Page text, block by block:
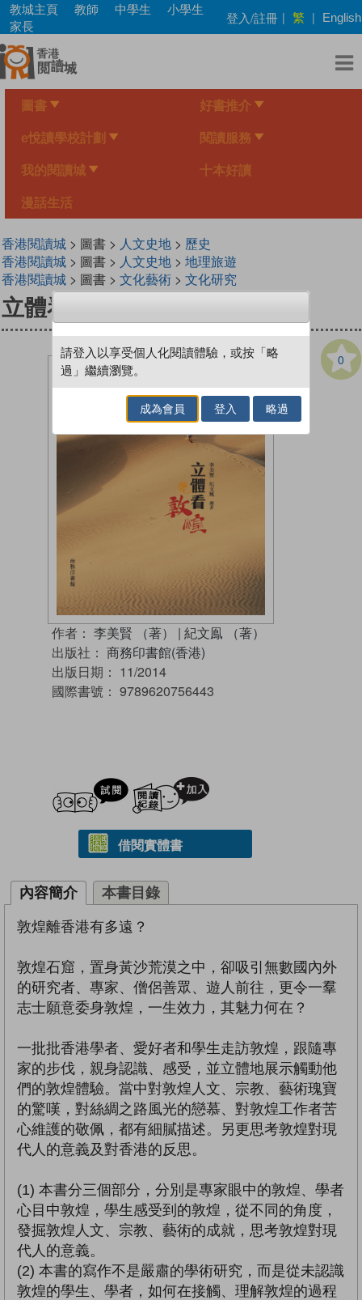
Skip
main
content
教城主頁 教師 中學生
小學生
家長
登入/註冊 | 繁 | English
圖書 好書推介
e悅讀學校計劃 閱讀服務
我的閱讀城 十本好讀
漫話生活
香港閱讀城> 圖書 > 人文史地> 歷史
香港閱讀城> 圖書 > 人文史地> 地理旅遊
香港閱讀城> 圖書 > 文化藝術> 文化研究
立體看敦煌
0
作者： 李美賢 （著） | 紀文鳯 （著）
出版社： 商務印書館(香港)
出版日期： 11/2014
國際書號： 9789620756443
試閲
借閱實體書
內容簡介 本書目錄
敦煌離香港有多遠？
敦煌石窟，置身黃沙荒漠之中，卻吸引無數國內外
的研究者、專家、僧侶善眾、遊人前往，更令一羣
志士願意委身敦煌，一生效力，其魅力何在？
一批批香港學者、愛好者和學生走訪敦煌，跟隨專
家的步伐，親身認識、感受，並立體地展示觸動他
們的敦煌體驗。當中對敦煌人文、宗教、藝術瑰寶
的驚嘆，對絲綢之路風光的戀慕、對敦煌工作者苦
心維護的敬佩，都有細膩描述。另更思考敦煌對現
代人的意義及對香港的反思。
(1) 本書分三個部分，分別是專家眼中的敦煌、學者
心目中敦煌，學生感受到的敦煌，從不同的角度，
發掘敦煌人文、宗教、藝術的成就，思考敦煌對現
代人的意義。
(2) 本書的寫作不是嚴肅的學術研究，而是從未認識
敦煌的學生、學者，如何在接觸、理解敦煌的過程
請登入以享受個人化閱讀體驗，或按「略
過」繼續瀏覽。
成為會員 登入 略過